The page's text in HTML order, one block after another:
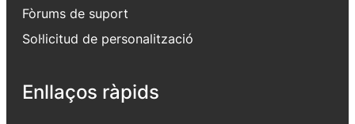
Fòrums de suport
Sol·licitud de personalització
Enllaços ràpids